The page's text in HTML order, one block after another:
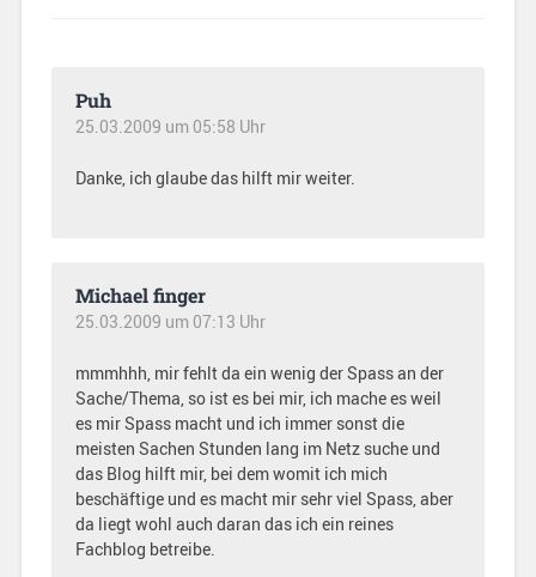
Puh
25.03.2009 um 05:58 Uhr
Danke, ich glaube das hilft mir weiter.
Michael finger
25.03.2009 um 07:13 Uhr
mmmhhh, mir fehlt da ein wenig der Spass an der
Sache/Thema, so ist es bei mir, ich mache es weil
es mir Spass macht und ich immer sonst die
meisten Sachen Stunden lang im Netz suche und
das Blog hilft mir, bei dem womit ich mich
beschäftige und es macht mir sehr viel Spass, aber
da liegt wohl auch daran das ich ein reines
Fachblog betreibe.